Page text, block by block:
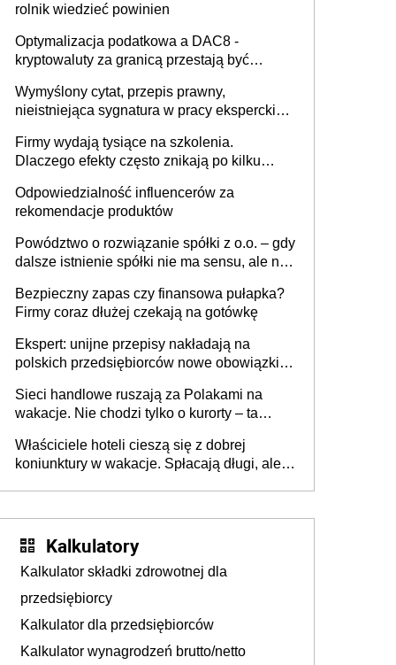
rolnik wiedzieć powinien
Optymalizacja podatkowa a DAC8 -
kryptowaluty za granicą przestają być
Wymyślony cytat, przepis prawny,
nieistniejąca sygnatura w pracy eksperckiej -
firmie
Firmy wydają tysiące na szkolenia.
Dlaczego efekty często znikają po kilku
Odpowiedzialność influencerów za
rekomendacje produktów
Powództwo o rozwiązanie spółki z o.o. – gdy
dalsze istnienie spółki nie ma sensu, ale nie
Bezpieczny zapas czy finansowa pułapka?
Firmy coraz dłużej czekają na gotówkę
Ekspert: unijne przepisy nakładają na
polskich przedsiębiorców nowe obowiązki w
Sieci handlowe ruszają za Polakami na
wakacje. Nie chodzi tylko o kurorty – ta
tam, gdzie wielu spędzi urlop po cichu
Właściciele hoteli cieszą się z dobrej
koniunktury w wakacje. Spłacają długi, ale
Kalkulatory
Kalkulator składki zdrowotnej dla
przedsiębiorcy
Kalkulator dla przedsiębiorców
Kalkulator wynagrodzeń brutto/netto